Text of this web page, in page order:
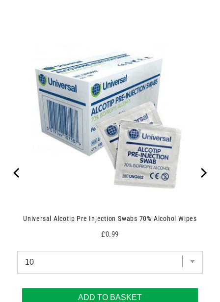
Universal Alcotip Pre Injection Swabs 70% Alcohol Wipes
Price
£0.99
ADD TO BASKET